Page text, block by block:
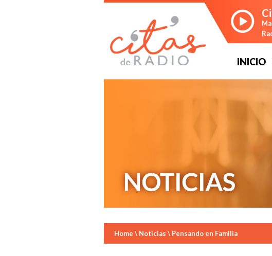
INICIO
Home \ Noticias \ Pensando en Familia